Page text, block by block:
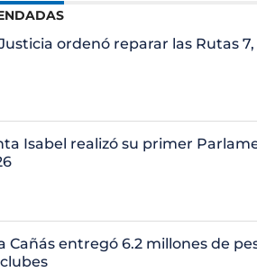
ordenó reparar las Rutas 7,
Isabel realizó su primer
Cañás entregó 6.2 millones de